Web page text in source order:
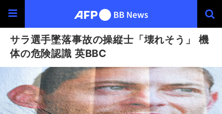
サラ選手墜落事故の操縦士「壊れそう」 機
体の危険認識 英BBC